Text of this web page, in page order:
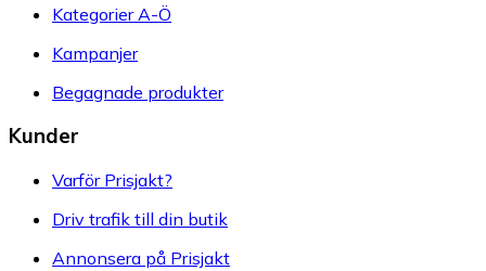
Kategorier A-Ö
Kampanjer
Begagnade produkter
Kunder
Varför Prisjakt?
Driv trafik till din butik
Annonsera på Prisjakt